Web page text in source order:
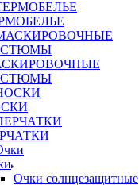
Очки солнцезащитные